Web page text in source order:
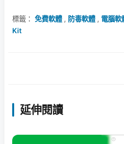
標籤： 免費軟體, 防毒軟體, 電腦軟
Kit
延伸閱讀